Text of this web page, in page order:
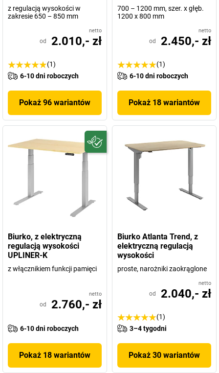
z regulacją wysokości w
zakresie 650 – 850 mm
netto
od 2.010,- zł
(1)
6-10 dni roboczych
Pokaż 96 wariantów
700 – 1200 mm, szer. x głęb.
1200 x 800 mm
netto
od 2.450,- zł
(1)
6-10 dni roboczych
Pokaż 18 wariantów
Biurko, z elektryczną
regulacją wysokości
UPLINER-K
z włącznikiem funkcji pamięci
netto
od 2.760,- zł
6-10 dni roboczych
Pokaż 18 wariantów
Biurko Atlanta Trend, z
elektryczną regulacją
wysokości
proste, narożniki zaokrąglone
netto
od 2.040,- zł
(1)
3–4 tygodni
Pokaż 30 wariantów